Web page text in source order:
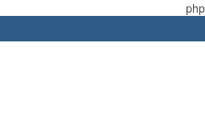
php